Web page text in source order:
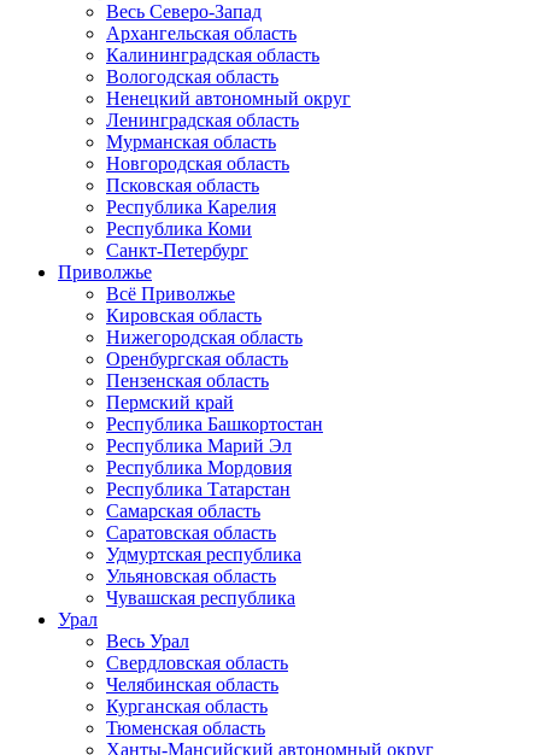
Весь Северо-Запад
Архангельская область
Калининградская область
Вологодская область
Ненецкий автономный округ
Ленинградская область
Мурманская область
Новгородская область
Псковская область
Республика Карелия
Республика Коми
Санкт-Петербург
Приволжье
Всё Приволжье
Кировская область
Нижегородская область
Оренбургская область
Пензенская область
Пермский край
Республика Башкортостан
Республика Марий Эл
Республика Мордовия
Республика Татарстан
Самарская область
Саратовская область
Удмуртская республика
Ульяновская область
Чувашская республика
Урал
Весь Урал
Свердловская область
Челябинская область
Курганская область
Тюменская область
Ханты-Мансийский автономный округ